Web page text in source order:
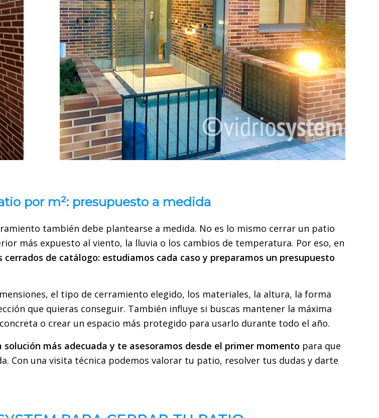
por m²: presupuesto a medida
también debe plantearse a medida. No es lo mismo cerrar un patio
más expuesto al viento, la lluvia o los cambios de temperatura. Por eso, en
de catálogo: estudiamos cada caso y preparamos un presupuesto
el tipo de cerramiento elegido, los materiales, la altura, la forma
que quieras conseguir. También influye si buscas mantener la máxima
o crear un espacio más protegido para usarlo durante todo el año.
solución más adecuada y te asesoramos desde el primer momento para que
Con una visita técnica podemos valorar tu patio, resolver tus dudas y darte